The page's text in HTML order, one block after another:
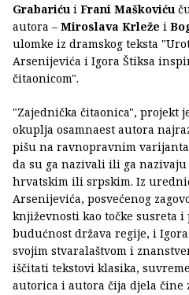
Grabariću i Frani Maškoviću
autora – Miroslava Krleže i
ulomke iz dramskog teksta
Arsenijevića i Igora Štiksa
čitaonicom".
"Zajednička čitaonica", projekt
okuplja osamnaest autora
pišu na ravnopravnim
da su ga nazivali ili ga
hrvatskim ili srpskim. Iz
Arsenijevića, posvećenog
književnosti kao točke susreta i
budućnost država regije, i
svojim stvaralaštvom i
iščitati tekstovi klasika,
autorica i autora čija djela